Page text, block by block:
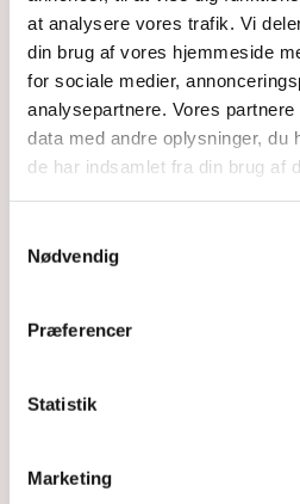
at analysere vores trafik. Vi
din brug af vores hjemmeside
for sociale medier,
analysepartnere. Vores
data med andre oplysninger, du
de har indsamlet fra din brug af
Nødvendig
Præferencer
Statistik
Marketing
Krystaller opdelt efter farve
Hvide og farveløse
Lilla og lavendel krystaller
Grønne krystaller
Pink og fersken krystaller
Gule og guld krystaller
Røde, orange og kobber
Smykker
Ringe
Røgelse og genopladning af
Krystalindex